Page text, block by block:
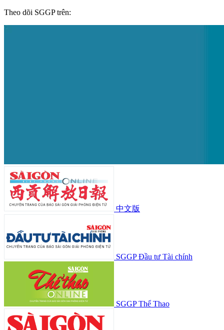
Theo dõi SGGP trên:
中文版
SGGP Đầu tư Tài chính
SGGP Thể Thao